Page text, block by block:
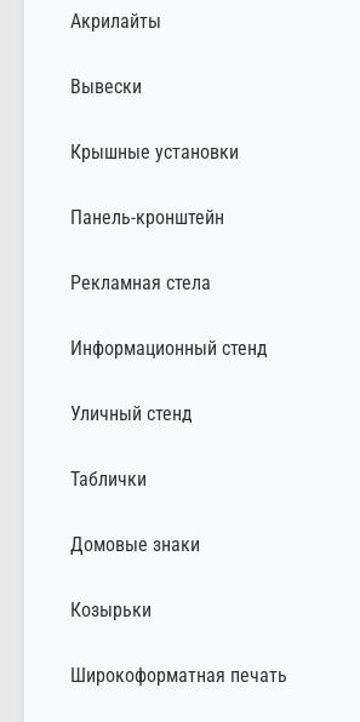
Акрилайты
Вывески
Крышные установки
Панель-кронштейн
Рекламная стела
Информационный стенд
Уличный стенд
Таблички
Домовые знаки
Козырьки
Широкоформатная печать